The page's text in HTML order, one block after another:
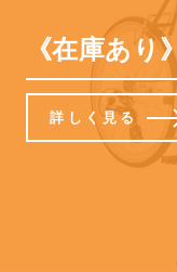
《在庫あ
詳しく見る